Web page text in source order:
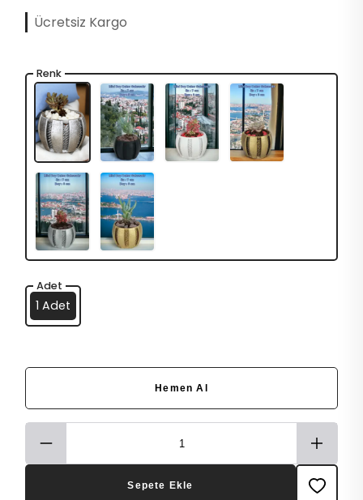
Ücretsiz Kargo
Renk
Adet
1 Adet
Hemen Al
Sepete Ekle